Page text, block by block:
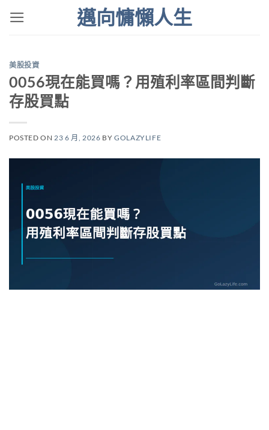
邁向慵懶人生
美股投資
0056現在能買嗎？用殖利率區間判斷
存股買點
POSTED ON23 6 月, 2026 BYGOLAZYLIFE